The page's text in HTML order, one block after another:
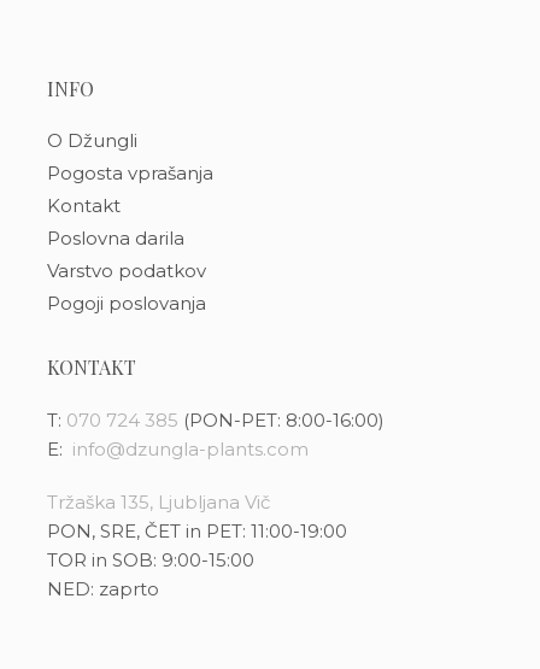
INFO
O Džungli
Pogosta vprašanja
Kontakt
Poslovna darila
Varstvo podatkov
Pogoji poslovanja
KONTAKT
T: 070 724 385 (PON-PET: 8:00-16:00)
E: info@dzungla-plants.com
Tržaška 135, Ljubljana Vič
PON, SRE, ČET in PET: 11:00-19:00
TOR in SOB: 9:00-15:00
NED: zaprto